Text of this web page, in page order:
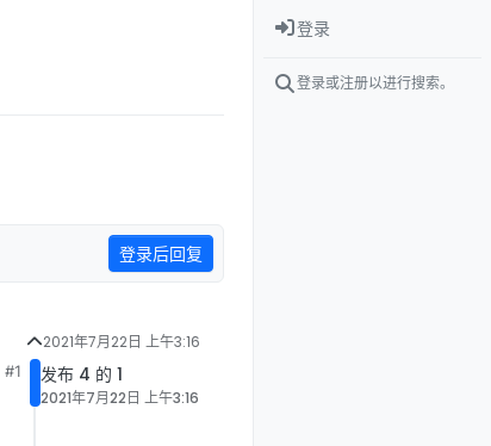
登录后回复
#1
2021年7月22日 上午3:16
发布 4 的 1
2021年7月22日 上午3:16
登录
登录或注册以进行搜索。